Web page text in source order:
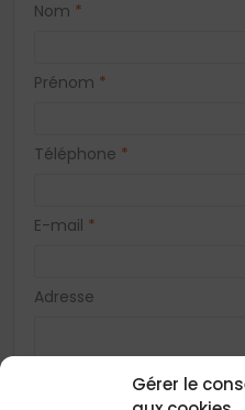
Gérer le
Nom *
Prénom *
Téléphone *
E-mail *
Adresse
*